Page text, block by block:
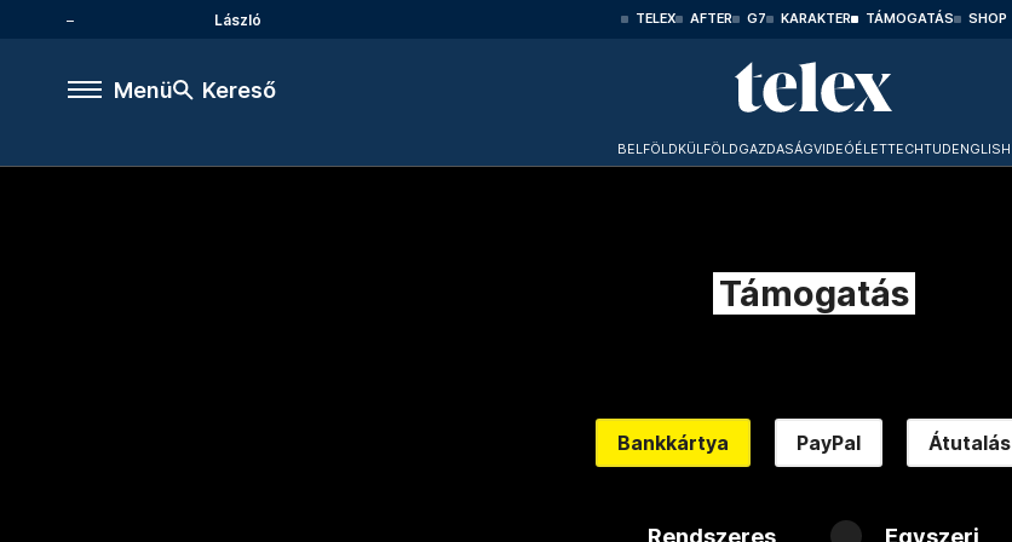
László TELEX AFTER G7 KARAKTER TÁMOGATÁS SHOP
Menü Kereső
BELFÖLDKÜLFÖLDGAZDASÁGVIDEÓÉLETTECHTUDENGLISH
Támogatás
Bankkártya PayPal Átutalás
Rendszeres Egyszeri